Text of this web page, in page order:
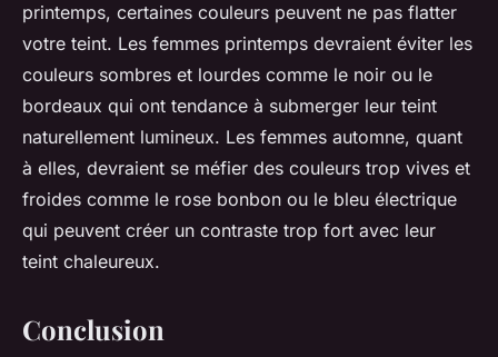
printemps, certaines couleurs peuvent ne pas flatter
votre teint. Les femmes printemps devraient éviter les
couleurs sombres et lourdes comme le noir ou le
bordeaux qui ont tendance à submerger leur teint
naturellement lumineux. Les femmes automne, quant
à elles, devraient se méfier des couleurs trop vives et
froides comme le rose bonbon ou le bleu électrique
qui peuvent créer un contraste trop fort avec leur
teint chaleureux.
Conclusion